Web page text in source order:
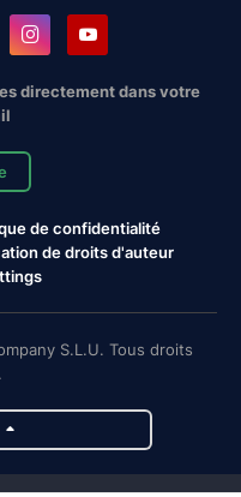
directement dans votre
de confidentialité
de droits d'auteur
S.L.U. Tous droits